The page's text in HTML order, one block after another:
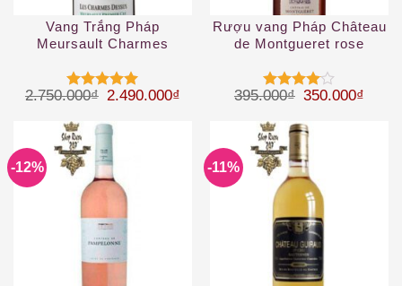
Vang Trắng Pháp
Meursault Charmes
Được xếp
sao
2.750.000₫ Giá gốc là: 2.750.000₫.
2.490.000₫ Giá hiện tại là: 2.490.000₫.
Rượu vang Pháp Château
de Montgueret rose
Được
45 sao
395.000₫ Giá gốc là:
350.000₫
-12% -11%